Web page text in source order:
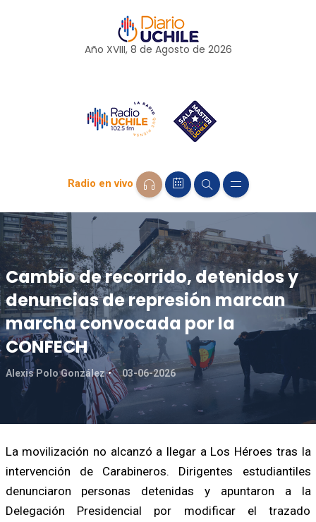
Año XVIII, 8 de Agosto de 2026
Radio en vivo
Cambio de recorrido, detenidos y
denuncias de represión marcan
marcha convocada por la
CONFECH
Alexis Polo González 03-06-2026
La movilización no alcanzó a llegar a Los Héroes tras la
intervención de Carabineros. Dirigentes estudiantiles
denunciaron personas detenidas y apuntaron a la
Delegación Presidencial por modificar el trazado